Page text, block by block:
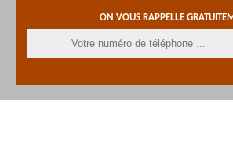
ON VOUS RAPPELLE